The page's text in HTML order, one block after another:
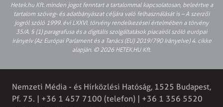
Hetek.hu Kft. minden jogot fenntart a tartalommal kapcsolatosan, beleértve a
tartalom szöveg- és adatbányászat céljára való felhasználását is – A szerzői
jogról szóló 1999. évi LXXVI. törvény rendelkezései értelmében a törvény
35/A. § (1) paragrafusa és a digitális szolgáltatások piacairól szóló európai
irányelv (Az Európai Parlament és a Tanács (EU) 2019/790 Irányelve) 4. cikke
alapján. © 2026 HETEK.HU Kft.
Nemzeti Média - és Hírközlési Hatóság, 1525 Budapest,
Pf. 75. | +36 1 457 7100 (telefon) | +36 1 356 5520